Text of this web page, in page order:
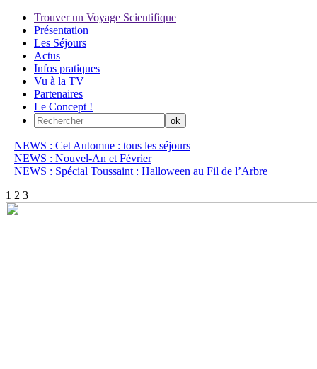
Trouver un Voyage Scientifique
Présentation
Les Séjours
Actus
Infos pratiques
Vu à la TV
Partenaires
Le Concept !
NEWS : Cet Automne : tous les séjours
NEWS : Nouvel-An et Février
NEWS : Spécial Toussaint : Halloween au Fil de l’Arbre
1 2 3